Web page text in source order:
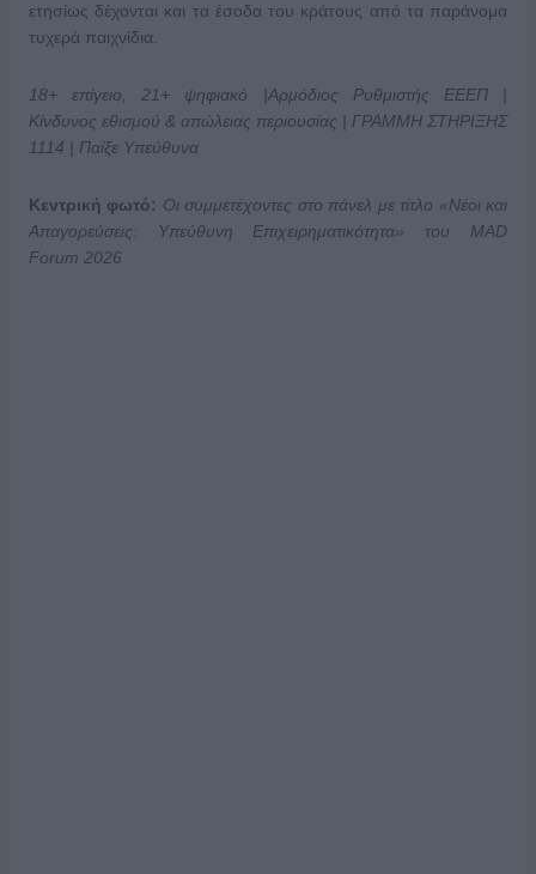
ετησίως δέχονται και τα έσοδα του κράτους από τα παράνομα
τυχερά παιχνίδια.
18+ επίγειο, 21+ ψηφιακό |Αρμόδιος Ρυθμιστής ΕΕΕΠ |
Κίνδυνος εθισμού & απώλειας περιουσίας | ΓΡΑΜΜΗ ΣΤΗΡΙΞΗΣ
1114 | Παίξε Υπεύθυνα
Κεντρική φωτό: Οι συμμετέχοντες στο πάνελ με τίτλο «Νέοι και
Απαγορεύσεις: Υπεύθυνη Επιχειρηματικότητα» του MAD
Forum 2026